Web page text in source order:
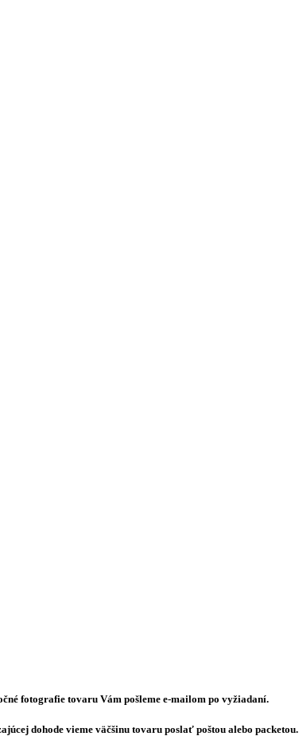
fotografie tovaru Vám pošleme e-mailom po vyžiadaní.
dohode vieme väčšinu tovaru poslať poštou alebo packetou.